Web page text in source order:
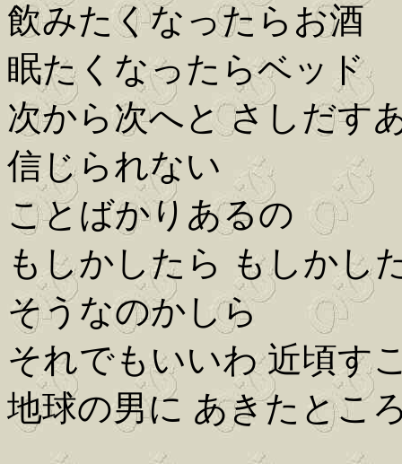
飲みたくなったらお酒
眠たくなったらベッド
次から次へと さしだす
信じられない
ことばかりあるの
もしかしたら もしかし
そうなのかしら
それでもいいわ 近頃す
地球の男に あきたとこ